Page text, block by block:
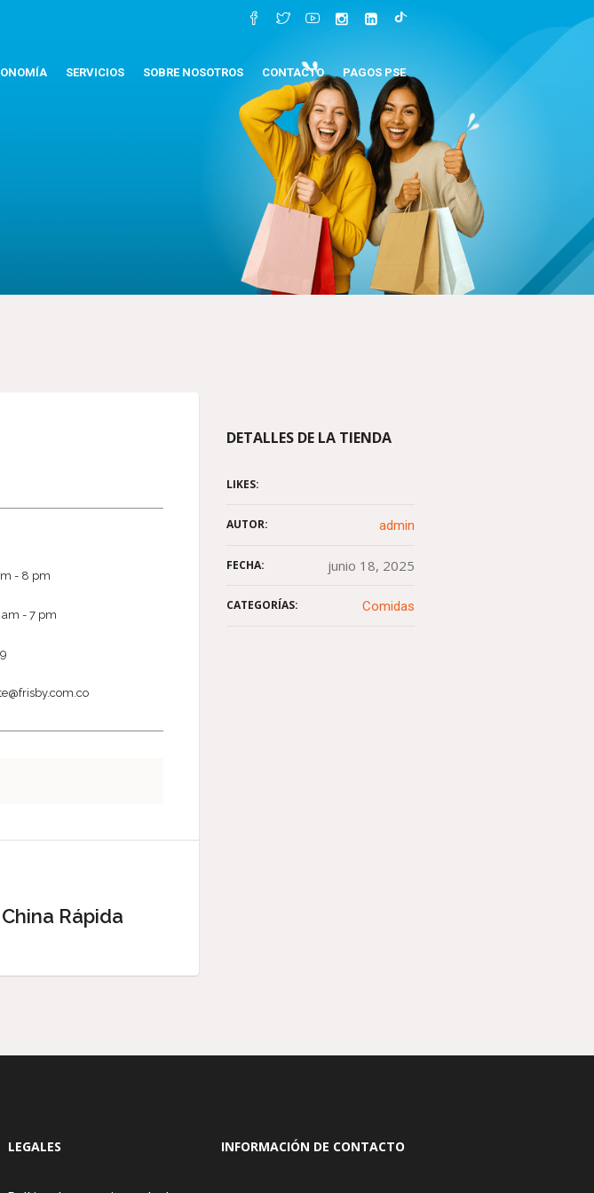
SERVICIOS SOBRE NOSOTROS CONTACTO PAGOS PSE
- 8 pm
am - 7 pm
Rápida
DETALLES DE LA TIENDA
LIKES:
AUTOR: admin
FECHA: junio 18, 2025
CATEGORÍAS: Comidas
LEGALES INFORMACIÓN DE CONTACTO